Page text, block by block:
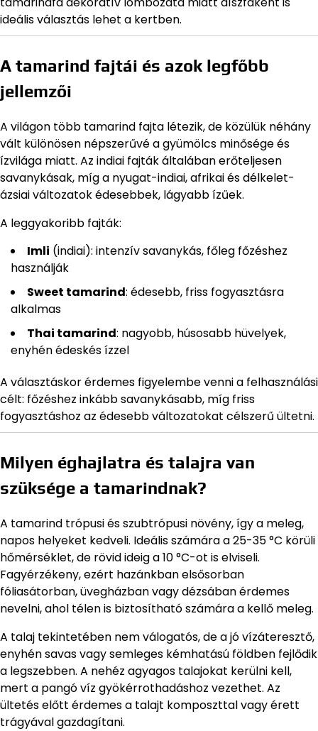
ideális választás lehet a kertben.
A tamarind fajtái és azok legfőbb
jellemzői
A világon több tamarind fajta létezik, de közülük néhány
vált különösen népszerűvé a gyümölcs minősége és
ízvilága miatt. Az indiai fajták általában erőteljesen
savanykásak, míg a nyugat-indiai, afrikai és délkelet-
ázsiai változatok édesebbek, lágyabb ízűek.
A leggyakoribb fajták:
Imli (indiai): intenzív savanykás, főleg főzéshez
használják
Sweet tamarind: édesebb, friss fogyasztásra
alkalmas
Thai tamarind: nagyobb, húsosabb hüvelyek,
enyhén édeskés ízzel
A választáskor érdemes figyelembe venni a felhasználási
célt: főzéshez inkább savanykásabb, míg friss
fogyasztáshoz az édesebb változatokat célszerű ültetni.
Milyen éghajlatra és talajra van
szüksége a tamarindnak?
A tamarind trópusi és szubtrópusi növény, így a meleg,
napos helyeket kedveli. Ideális számára a 25-35 °C körüli
hőmérséklet, de rövid ideig a 10 °C-ot is elviseli.
Fagyérzékeny, ezért hazánkban elsősorban
fóliasátorban, üvegházban vagy dézsában érdemes
nevelni, ahol télen is biztosítható számára a kellő meleg.
A talaj tekintetében nem válogatós, de a jó vízáteresztő,
enyhén savas vagy semleges kémhatású földben fejlődik
a legszebben. A nehéz agyagos talajokat kerülni kell,
mert a pangó víz gyökérrothadáshoz vezethet. Az
ültetés előtt érdemes a talajt komposzttal vagy érett
trágyával gazdagítani.